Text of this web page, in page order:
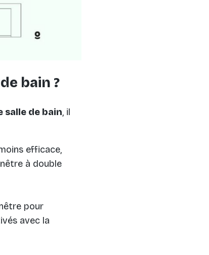
bain ?
salle de bain, il
efficace,
à double
pour
avec la